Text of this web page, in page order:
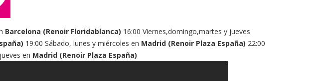
Barcelona (Renoir Floridablanca) 16:00 Viernes,domingo,martes y jueves
19:00 Sábado, lunes y miércoles en Madrid (Renoir Plaza España) 22:00
en Madrid (Renoir Plaza España)